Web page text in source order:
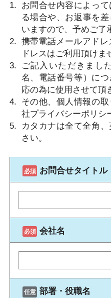
お問合せ内容によっ
る場合や、お返事を
いますので、予めご了
携帯電話メールアド
ドレスはご利⽤頂けま
ご記⼊いただきまし
名、電話番号等）に
応の為に使⽤させて頂
その他、個⼈情報の
社プライバシーポリシ
カタカナは全て全⾓
さい。
お問合せタイトル
会社名
部署・役職名